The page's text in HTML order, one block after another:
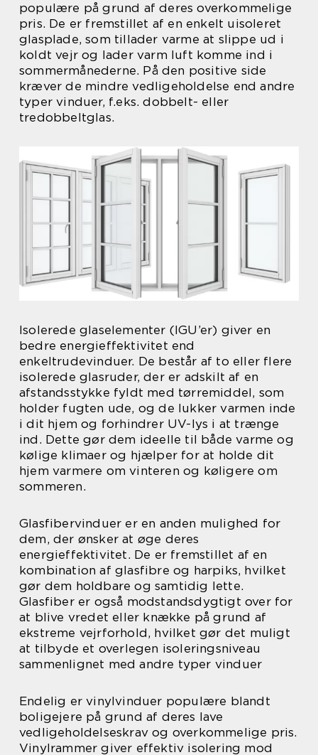
populære på grund af deres overkommelige
pris. De er fremstillet af en enkelt uisoleret
glasplade, som tillader varme at slippe ud i
koldt vejr og lader varm luft komme ind i
sommermånederne. På den positive side
kræver de mindre vedligeholdelse end andre
typer vinduer, f.eks. dobbelt- eller
tredobbeltglas.
Isolerede glaselementer (IGU’er) giver en
bedre energieffektivitet end
enkeltrudevinduer. De består af to eller flere
isolerede glasruder, der er adskilt af en
afstandsstykke fyldt med tørremiddel, som
holder fugten ude, og de lukker varmen inde
i dit hjem og forhindrer UV-lys i at trænge
ind. Dette gør dem ideelle til både varme og
kølige klimaer og hjælper for at holde dit
hjem varmere om vinteren og køligere om
sommeren.
Glasfibervinduer er en anden mulighed for
dem, der ønsker at øge deres
energieffektivitet. De er fremstillet af en
kombination af glasfibre og harpiks, hvilket
gør dem holdbare og samtidig lette.
Glasfiber er også modstandsdygtigt over for
at blive vredet eller knække på grund af
ekstreme vejrforhold, hvilket gør det muligt
at tilbyde et overlegen isoleringsniveau
sammenlignet med andre typer vinduer
Endelig er vinylvinduer populære blandt
boligejere på grund af deres lave
vedligeholdelseskrav og overkommelige pris.
Vinylrammer giver effektiv isolering mod